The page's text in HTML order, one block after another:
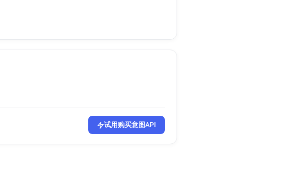
试用购买意图API